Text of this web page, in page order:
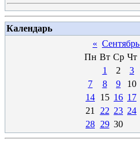
Календарь
«
Пн Вт Ср Чт
1
2 3
7
8 9 10
14 15 16 17
21
22 23 24
28 29 30